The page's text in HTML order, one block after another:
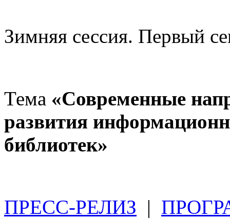
Зимняя сессия. Первый
Тема «Современные
развития
библиотек»
ПРЕСС-РЕЛИЗ |